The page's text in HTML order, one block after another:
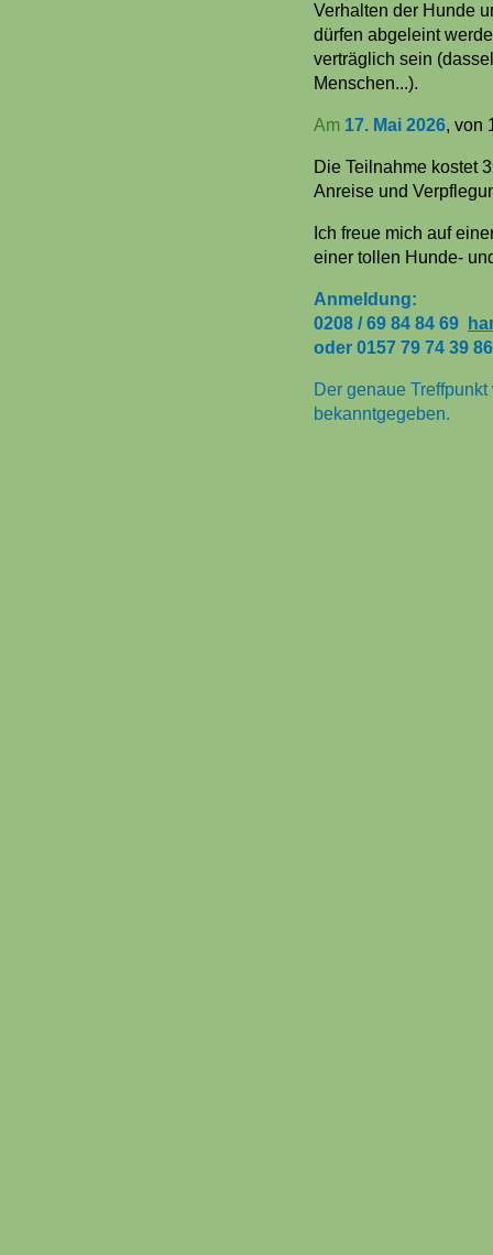
Verhalten der Hunde
dürfen abgeleint
verträglich sein
Menschen...).
Am 17. Mai 2026, von
Die Teilnahme kostet
Anreise und
Ich freue mich auf
einer tollen Hunde-
Anmeldung:
0208 / 69 84 84 69
oder 0157 79 74 39 86
Der genaue
bekanntgegeben.